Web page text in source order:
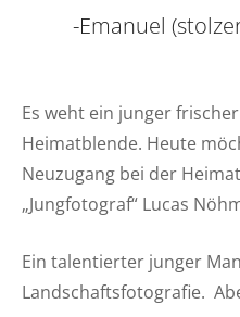
-Emanuel
Es weht ein junger
Heimatblende. Heute
Neuzugang bei der
„Jungfotograf“ Lucas
Ein talentierter junger
Landschaftsfotografie.